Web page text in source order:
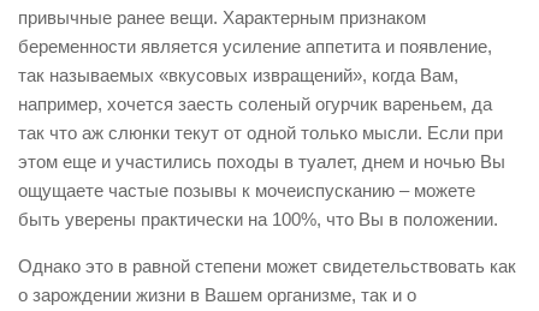
привычные ранее вещи. Характерным признаком
беременности является усиление аппетита и появление,
так называемых «вкусовых извращений», когда Вам,
например, хочется заесть соленый огурчик вареньем, да
так что аж слюнки текут от одной только мысли. Если при
этом еще и участились походы в туалет, днем и ночью Вы
ощущаете частые позывы к мочеиспусканию – можете
быть уверены практически на 100%, что Вы в положении.
Однако это в равной степени может свидетельствовать как
о зарождении жизни в Вашем организме, так и о